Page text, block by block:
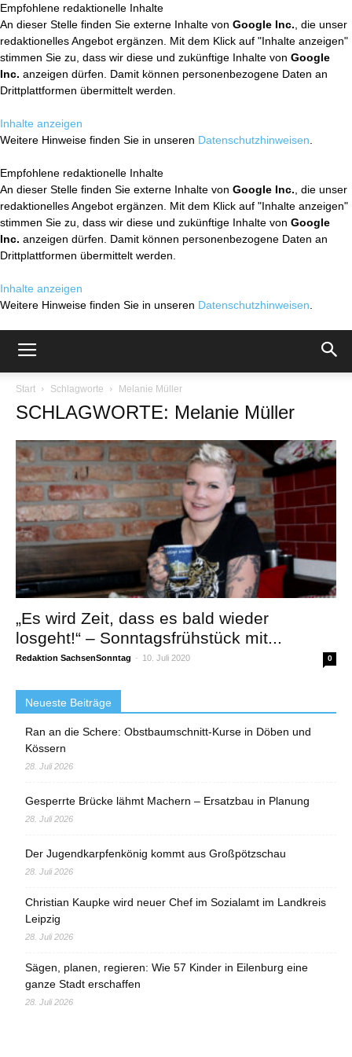
Empfohlene redaktionelle Inhalte
An dieser Stelle finden Sie externe Inhalte von Google Inc. , die unser
redaktionelles Angebot ergänzen. Mit dem Klick auf "Inhalte anzeigen"
stimmen Sie zu, dass wir diese und zukünftige Inhalte von Google
Inc. anzeigen dürfen. Damit können personenbezogene Daten an
Drittplattformen übermittelt werden.
Inhalte anzeigen
Weitere Hinweise finden Sie in unseren Datenschutzhinweisen
Empfohlene redaktionelle Inhalte
An dieser Stelle finden Sie externe Inhalte von Google Inc. , die unser
redaktionelles Angebot ergänzen. Mit dem Klick auf "Inhalte anzeigen"
stimmen Sie zu, dass wir diese und zukünftige Inhalte von Google
Inc. anzeigen dürfen. Damit können personenbezogene Daten an
Drittplattformen übermittelt werden.
Inhalte anzeigen
Weitere Hinweise finden Sie in unseren Datenschutzhinweisen
Start Schlagworte Melanie Müller
SCHLAGWORTE: Melanie Müller
„Es wird Zeit, dass es bald wieder
losgeht!“ – Sonntagsfrühstück mit...
Redaktion SachsenSonntag - 10. Juli 2020 0
Neueste Beiträge
Ran an die Schere: Obstbaumschnitt-Kurse in Döben und
Kössern
28. Juli 2026
Gesperrte Brücke lähmt Machern – Ersatzbau in Planung
28. Juli 2026
Der Jugendkarpfenkönig kommt aus Großpötzschau
28. Juli 2026
Christian Kaupke wird neuer Chef im Sozialamt im Landkreis
Leipzig
28. Juli 2026
Sägen, planen, regieren: Wie 57 Kinder in Eilenburg eine
ganze Stadt erschaffen
28. Juli 2026